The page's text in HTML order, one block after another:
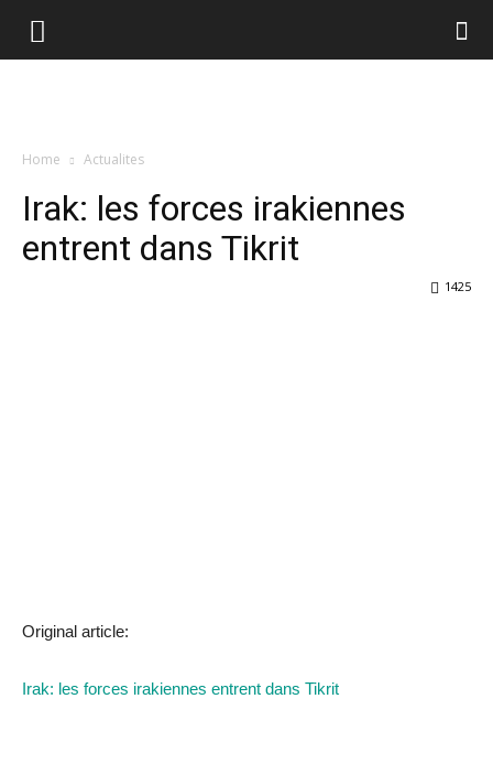
Home Actualites
Irak: les forces irakiennes
entrent dans Tikrit
1425
Original article:
Irak: les forces irakiennes entrent dans Tikrit